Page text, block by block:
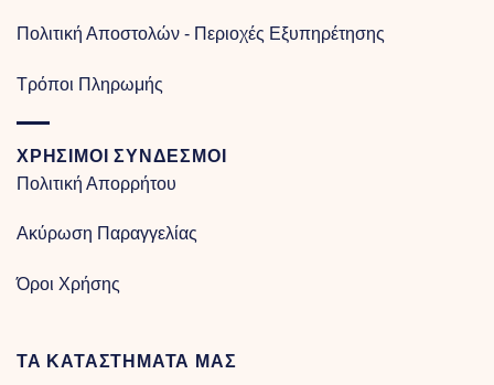
Πολιτική Αποστολών - Περιοχές Εξυπηρέτησης
Τρόποι Πληρωμής
ΧΡΗΣΙΜΟΙ ΣΥΝΔΕΣΜΟΙ
Πολιτική Απορρήτου
Ακύρωση Παραγγελίας
Όροι Χρήσης
ΤΑ ΚΑΤΑΣΤΗΜΑΤΑ ΜΑΣ